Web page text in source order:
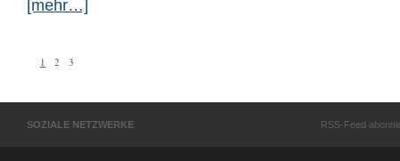
[mehr…]
1 2 3
SOZIALE NETZWERKE RSS-Feed